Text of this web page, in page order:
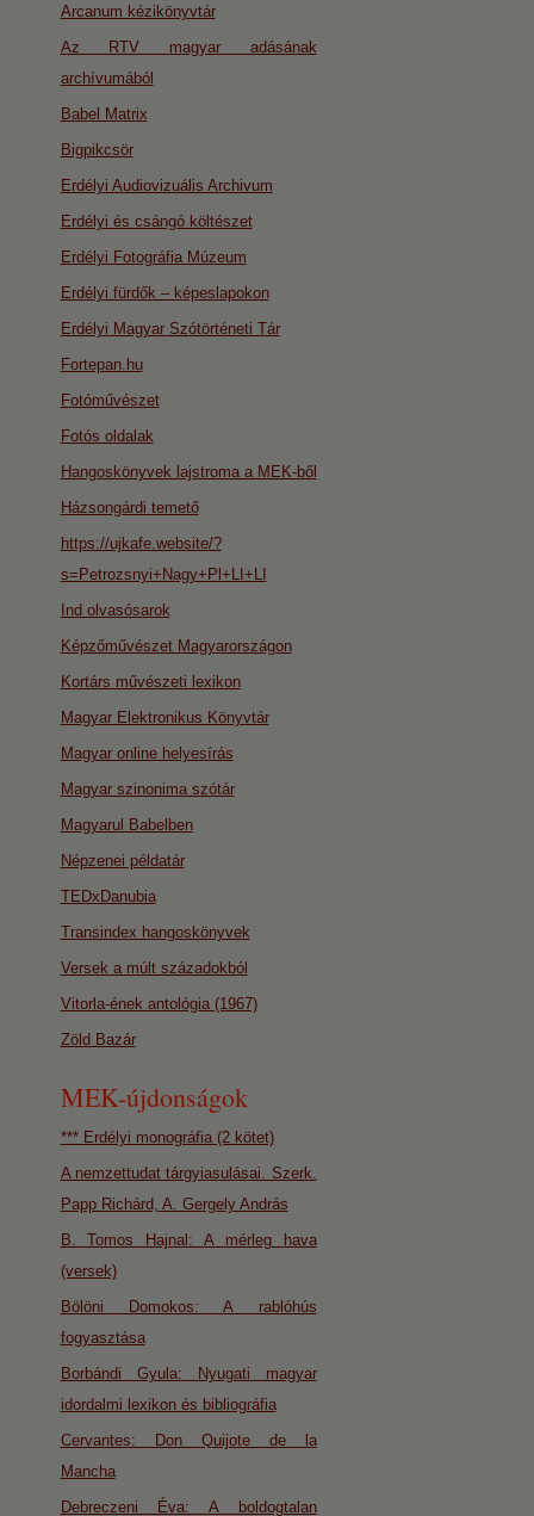
Arcanum kézikönyvtár
Az RTV magyar adásának
archívumából
Babel Matrix
Bigpikcsör
Erdélyi Audiovizuális Archivum
Erdélyi és csángó költészet
Erdélyi Fotográfia Múzeum
Erdélyi fürdők – képeslapokon
Erdélyi Magyar Szótörténeti Tár
Fortepan.hu
Fotóművészet
Fotós oldalak
Hangoskönyvek lajstroma a MEK-ből
Házsongárdi temető
https://ujkafe.website/?
s=Petrozsnyi+Nagy+Pl+LI+LI
Ind olvasósarok
Képzőművészet Magyarországon
Kortárs művészeti lexikon
Magyar Elektronikus Könyvtár
Magyar online helyesírás
Magyar szinonima szótár
Magyarul Babelben
Népzenei példatár
TEDxDanubia
Transindex hangoskönyvek
Versek a múlt századokból
Vitorla-ének antológia (1967)
Zöld Bazár
MEK-újdonságok
*** Erdélyi monográfia (2 kötet)
A nemzettudat tárgyiasulásai. Szerk.
Papp Richárd, A. Gergely András
B. Tomos Hajnal: A mérleg hava
(versek)
Bölöni Domokos: A rablóhús
fogyasztása
Borbándi Gyula: Nyugati magyar
idordalmi lexikon és bibliográfia
Cervantes: Don Quijote de la
Mancha
Debreczeni Éva: A boldogtalan